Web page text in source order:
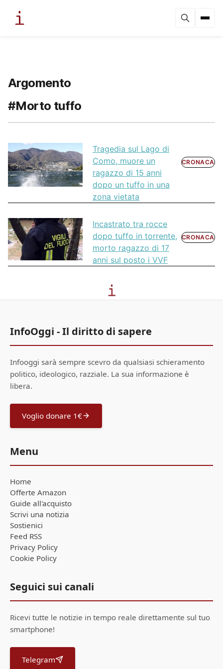
Argomento
#Morto tuffo
Tragedia sul Lago di
Como, muore un
ragazzo di 15 anni
dopo un tuffo in una
zona vietata
CRONACA
Incastrato tra rocce
dopo tuffo in torrente,
morto ragazzo di 17
anni sul posto i VVF
CRONACA
InfoOggi - Il diritto di sapere
Infooggi sarà sempre scevro da qualsiasi schieramento
politico, ideologico, razziale. La sua informazione è
libera.
Voglio donare 1€
Menu
Home
Offerte Amazon
Guide all'acquisto
Scrivi una notizia
Sostienici
Feed RSS
Privacy Policy
Cookie Policy
Seguici sui canali
Ricevi tutte le notizie in tempo reale direttamente sul tuo
smartphone!
Telegram